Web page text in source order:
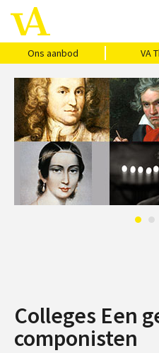
Ons aanbod VA
Home
Ons aanbod
Agenda
VAthuis
Over ons
Vragen?
Cadeaubon
Colleges Een
componisten